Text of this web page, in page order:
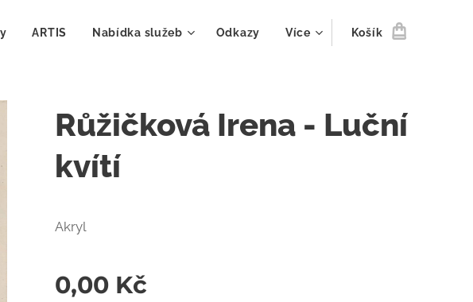
ARTIS Nabídka služeb Odkazy Více Košík
Růžičková Irena - Luční
kvítí
Akryl
0,00 Kč